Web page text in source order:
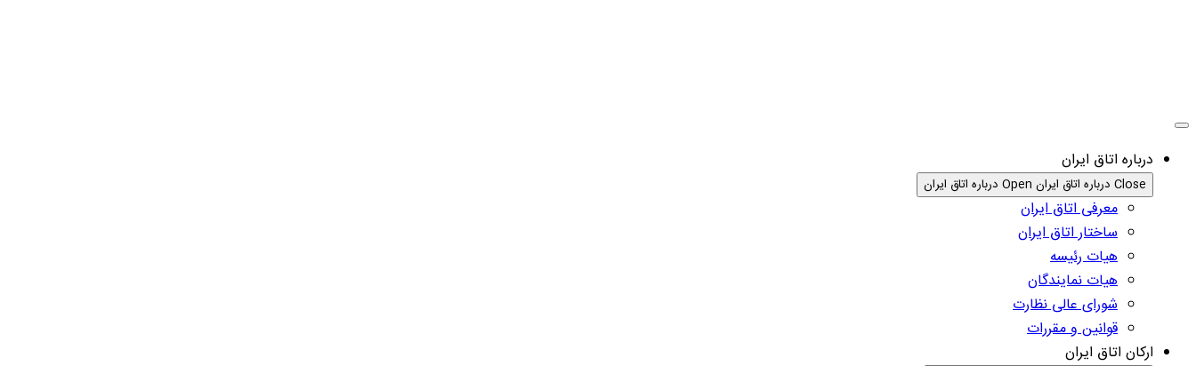
درباره اتاق ایران
Close درباره اتاق ایران Open درباره اتاق ایران
معرفی اتاق ایران
ساختار اتاق ایران
هیات رئیسه
هیات نمایندگان
شورای عالی نظارت
قوانین و مقررات
ارکان اتاق ایران